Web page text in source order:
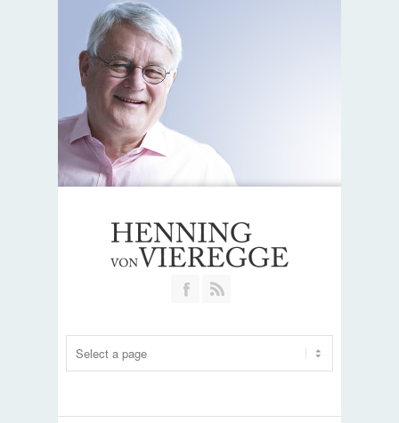
Join our Facebook Group